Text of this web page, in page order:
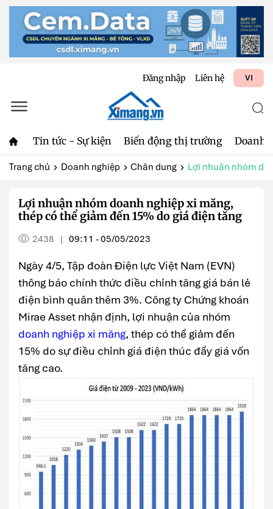
Đăng nhập Liên hệ VI
Tin tức - Sự kiện Biến động thị trường Doanh
Trang chủ Doanh nghiệp Chân dung Lợi nhuận nhóm
Lợi nhuận nhóm doanh nghiệp xi măng,
thép có thể giảm đến 15% do giá điện tăng
2438 | 09:11 - 05/05/2023
Ngày 4/5, Tập đoàn Điện lực Việt Nam (EVN)
thông báo chính thức điều chỉnh tăng giá bán lẻ
điện bình quân thêm 3%. Công ty Chứng khoán
Mirae Asset nhận định, lợi nhuận của nhóm
doanh nghiệp xi măng, thép có thể giảm đến
15% do sự điều chỉnh giá điện thúc đẩy giá vốn
tăng cao.